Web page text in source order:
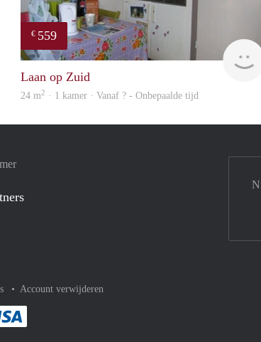
€ 559
Laan op Zuid
24 m2 · 1 kamer · Vanaf ? - Onbepaalde tijd
Account verwijderen
af met Mastercard
gemakkelijk af met Meastro